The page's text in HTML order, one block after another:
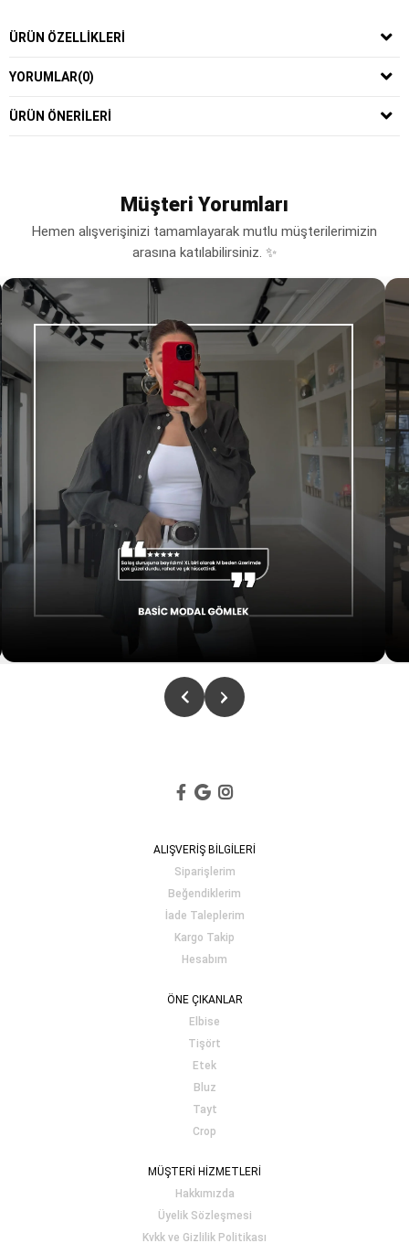
ÜRÜN ÖZELLIKLERI
YORUMLAR(0)
ÜRÜN ÖNERILERI
Müşteri Yorumları
Hemen alışverişinizi tamamlayarak mutlu müşterilerimizin
arasına katılabilirsiniz. ✨
ALIŞVERİŞ BİLGİLERİ
Siparişlerim
Beğendiklerim
İade Taleplerim
Kargo Takip
Hesabım
ÖNE ÇIKANLAR
Elbise
Tişört
Etek
Bluz
Tayt
Crop
MÜŞTERİ HİZMETLERİ
Hakkımızda
Üyelik Sözleşmesi
Kvkk ve Gizlilik Politikası